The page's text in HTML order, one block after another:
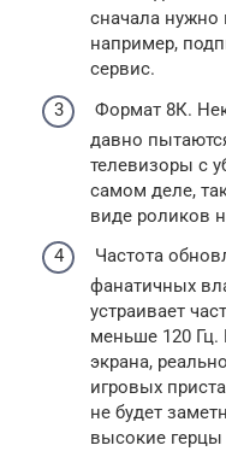
сначала нужно
например,
сервис.
Формат 8К.
давно
телевизоры с
самом деле,
виде роликов
Частота
фанатичных
устраивает
меньше 120 Гц.
экрана,
игровых
не будет
высокие герцы